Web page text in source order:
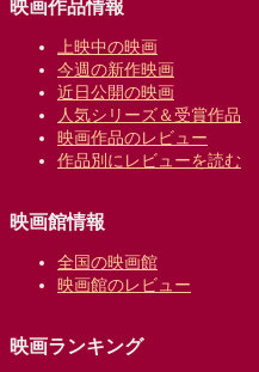
映画作品情報
上映中の映画
今週の新作映画
近日公開の映画
人気シリーズ＆受賞作品
映画作品のレビュー
作品別にレビューを読む
映画館情報
全国の映画館
映画館のレビュー
映画ランキング